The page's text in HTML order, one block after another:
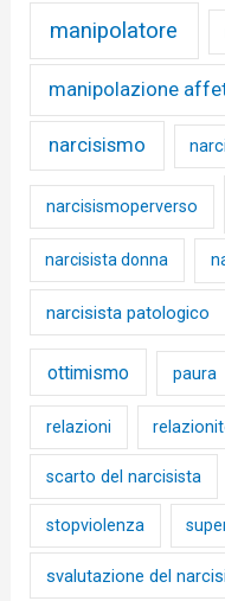
manipolatore
manipolazione
narcisismo
narcisismoperverso
narcisista donna
narcisista patologico
ottimismo paura
relazioni
scarto del narcisista
stopviolenza
svalutazione del